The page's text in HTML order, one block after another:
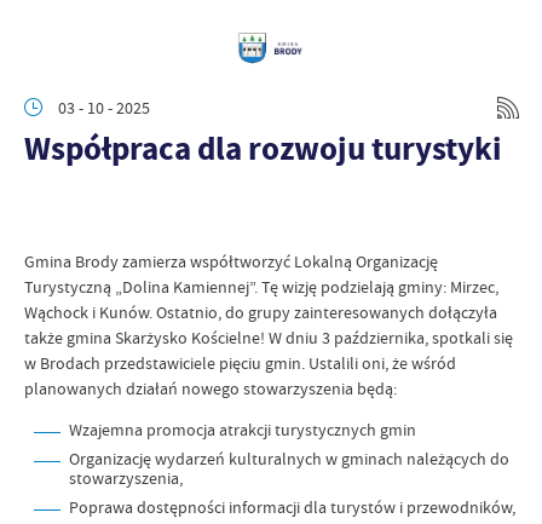
03 - 10 - 2025
Współpraca dla rozwoju turystyki
Gmina Brody zamierza współtworzyć Lokalną Organizację
Turystyczną „Dolina Kamiennej”. Tę wizję podzielają gminy: Mirzec,
Wąchock i Kunów. Ostatnio, do grupy zainteresowanych dołączyła
także gmina Skarżysko Kościelne! W dniu 3 października, spotkali się
w Brodach przedstawiciele pięciu gmin. Ustalili oni, że wśród
planowanych działań nowego stowarzyszenia będą:
Wzajemna promocja atrakcji turystycznych gmin
Organizację wydarzeń kulturalnych w gminach należących do
stowarzyszenia,
Poprawa dostępności informacji dla turystów i przewodników,